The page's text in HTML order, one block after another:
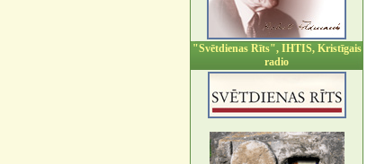
"Svētdienas Rīts", IHTIS, Kristīgais
radio